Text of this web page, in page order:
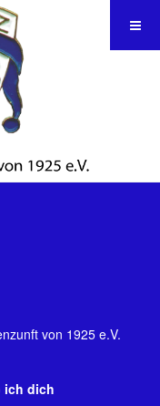
von 1925 e.V.
ich dich